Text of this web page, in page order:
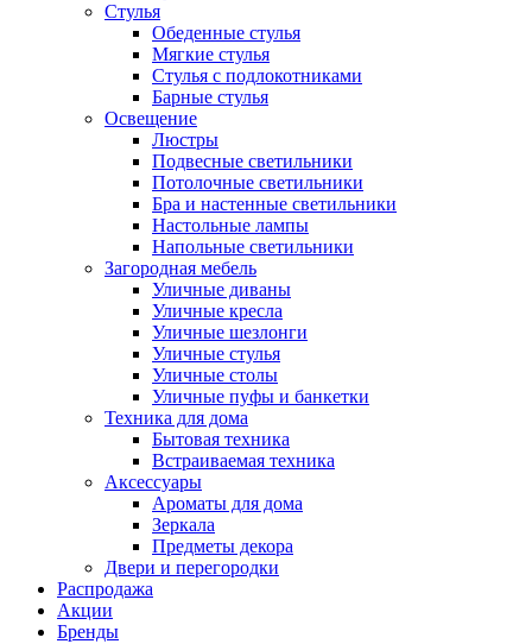
Стулья
Обеденные стулья
Мягкие стулья
Стулья с подлокотниками
Барные стулья
Освещение
Люстры
Подвесные светильники
Потолочные светильники
Бра и настенные светильники
Настольные лампы
Напольные светильники
Загородная мебель
Уличные диваны
Уличные кресла
Уличные шезлонги
Уличные стулья
Уличные столы
Уличные пуфы и банкетки
Техника для дома
Бытовая техника
Встраиваемая техника
Аксессуары
Ароматы для дома
Зеркала
Предметы декора
Двери и перегородки
Распродажа
Акции
Бренды